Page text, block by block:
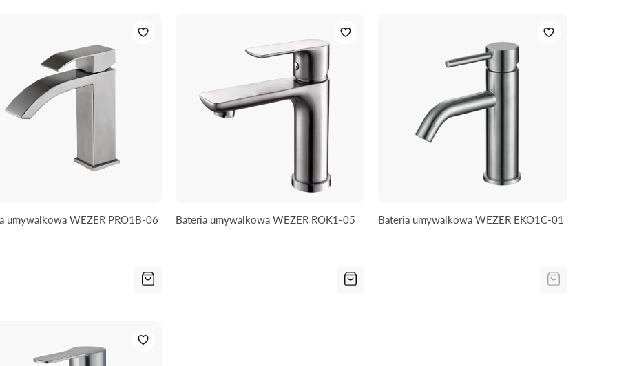
umywalkowa WEZER PRO1B-06 Bateria umywalkowa WEZER ROK1-05 Bateria umywalkowa WEZER EKO1C-01